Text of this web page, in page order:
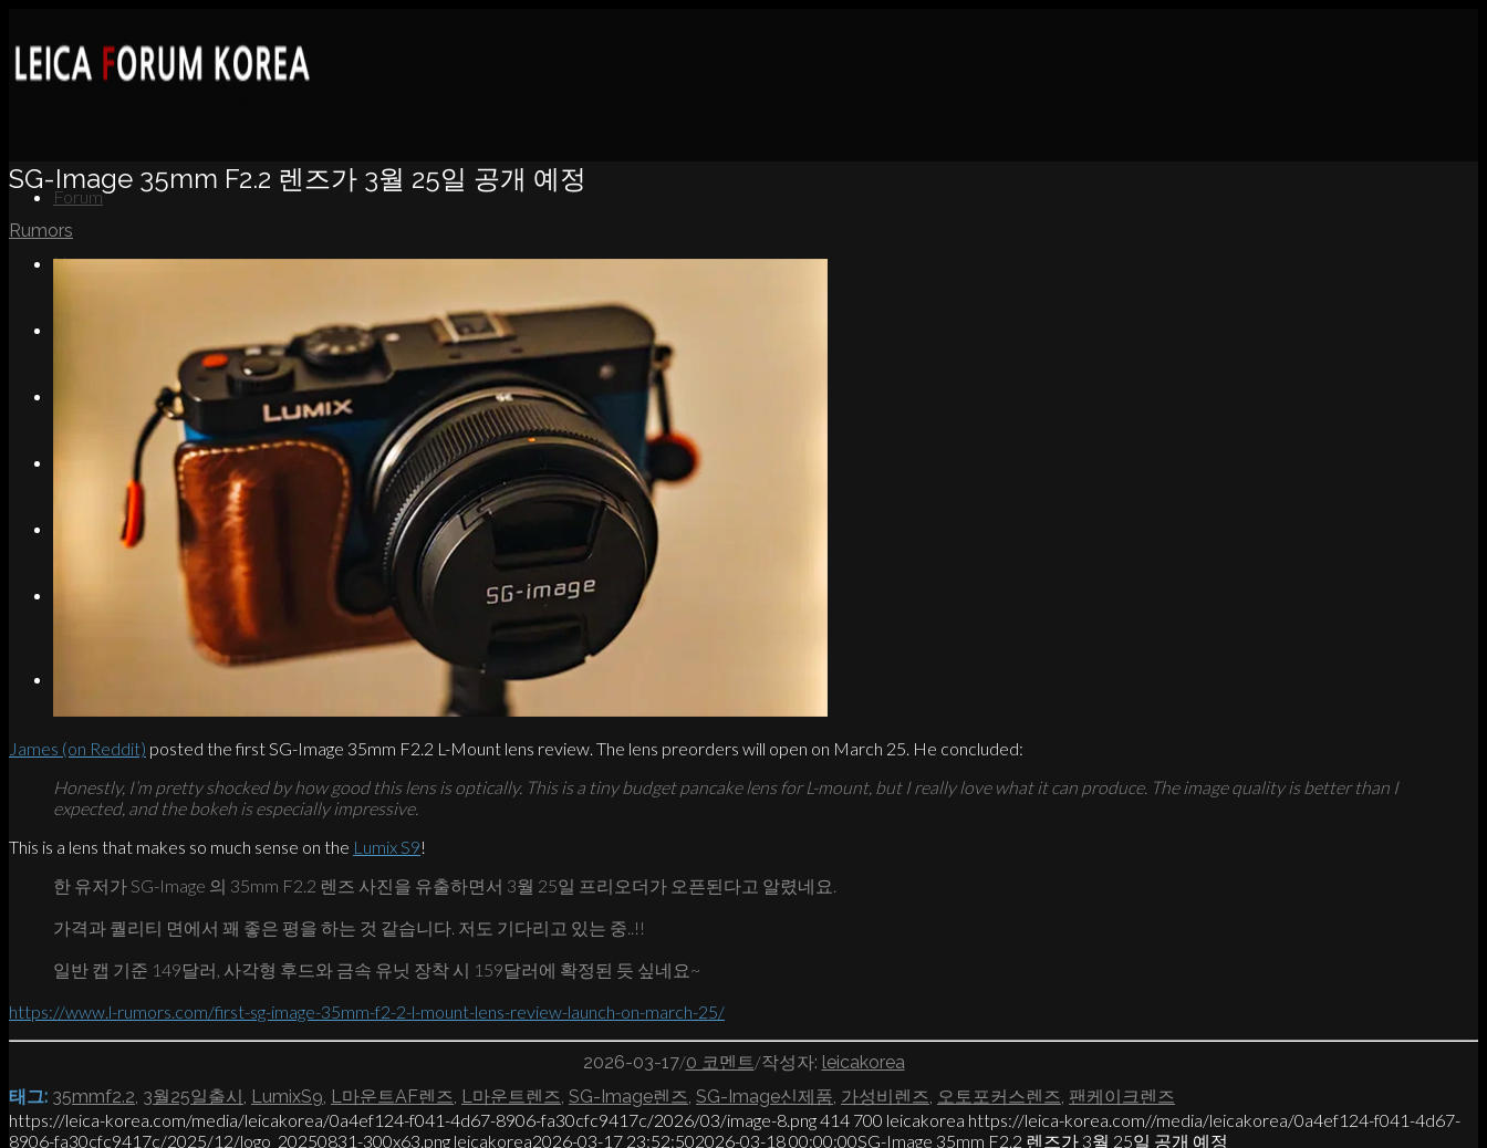
Forum
News
Search
SG-Image 35mm F2.2 렌즈가 3월 25일 공개 예정
Rumors
James (on Reddit) posted the first SG-Image 35mm F2.2 L-Mount lens review. The lens preorders will open on March 25. He concluded:
Honestly, I’m pretty shocked by how good this lens is optically. This is a tiny budget pancake lens for L-mount, but I really love what it can produce. The image quality is better than I
expected, and the bokeh is especially impressive.
This is a lens that makes so much sense on the Lumix S9!
한 유저가 SG-Image 의 35mm F2.2 렌즈 사진을 유출하면서 3월 25일 프리오더가 오픈된다고 알렸네요.
가격과 퀄리티 면에서 꽤 좋은 평을 하는 것 같습니다. 저도 기다리고 있는 중..!!
일반 캡 기준 149달러, 사각형 후드와 금속 유닛 장착 시 159달러에 확정된 듯 싶네요~
https://www.l-rumors.com/first-sg-image-35mm-f2-2-l-mount-lens-review-launch-on-march-25/
2026-03-17/0 코멘트/작성자: leicakorea
태그: 35mmf2.2, 3월25일출시, LumixS9, L마운트AF렌즈, L마운트렌즈, SG-Image렌즈, SG-Image신제품, 가성비렌즈, 오토포커스렌즈, 팬케이크렌즈
https://leica-korea.com/media/leicakorea/0a4ef124-f041-4d67-8906-fa30cfc9417c/2026/03/image-8.png414 700 leicakorea https://leica-korea.com//media/leicakorea/0a4ef124-f041-4d67-
8906-fa30cfc9417c/2025/12/logo_20250831-300x63.png leicakorea2026-03-17 23:52:502026-03-18 00:00:00SG-Image 35mm F2.2 렌즈가 3월 25일 공개 예정